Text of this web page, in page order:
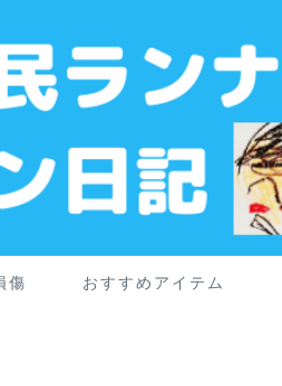
傷 おすすめアイテム